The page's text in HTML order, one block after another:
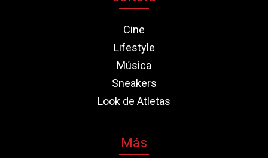
Cine
Lifestyle
Música
Sneakers
Look de Atletas
Más